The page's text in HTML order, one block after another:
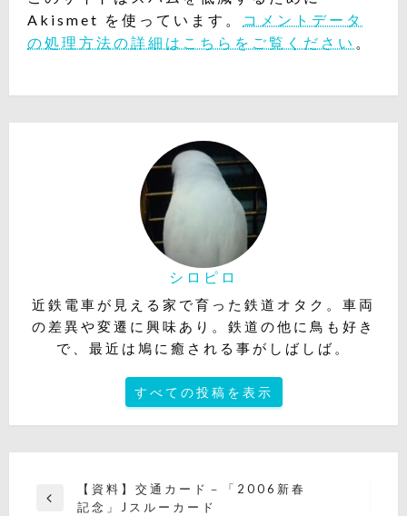
Akismet を使っています。
コメントデータ
の処理方法の詳細はこちらをご覧ください 。
シロピロ
近鉄電車が見える家で育った鉄道オタク。車両
の差異や変遷に興味あり。鉄道の他に鳥も好き
で、最近は鳩に癒される事がしばしば。
すべての投稿を表示
投
前
【資料】交通カード－「2006新春
記念」Jスルーカード